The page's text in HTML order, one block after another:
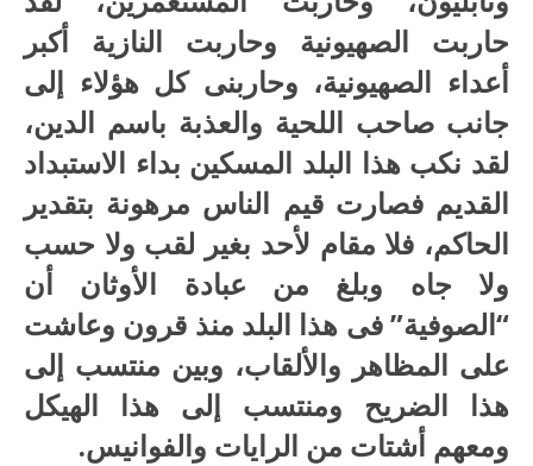
حاربت الصهيونية وحاربت النازية أكبر
أعداء الصهيونية، وحاربنى كل هؤلاء إلى
جانب صاحب اللحية والعذبة باسم الدين،
لقد نكب هذا البلد المسكين بداء الاستبداد
القديم فصارت قيم الناس مرهونة بتقدير
الحاكم، فلا مقام لأحد بغير لقب ولا حسب
ولا جاه وبلغ من عبادة الأوثان أن
“الصوفية” فى هذا البلد منذ قرون وعاشت
على المظاهر والألقاب، وبين منتسب إلى
هذا الضريح ومنتسب إلى هذا الهيكل
ومعهم أشتات من الرايات والفوانيس.